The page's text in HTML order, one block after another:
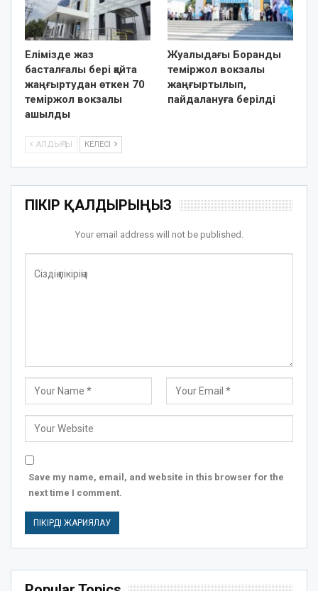
Елімізде жаз
басталғалы бері қайта
жаңғыртудан өткен 70
теміржол вокзалы
ашылды
Жуалыдағы Боранды
теміржол вокзалы
жаңғыртылып,
пайдалануға берілді
АЛДЫҢҒЫ КЕЛЕСІ
ПІКІР ҚАЛДЫРЫҢЫЗ
Your email address will not be published.
Save my name, email, and website in this browser for the
next time I comment.